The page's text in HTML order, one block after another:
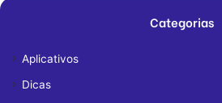
Categorias
Aplicativos
Dicas